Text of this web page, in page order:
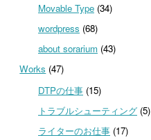
Movable Type(34)
wordpress (68)
about sorarium(43)
Works (47)
DTPの仕事(15)
トラブルシューティング(5)
ライターのお仕事(17)